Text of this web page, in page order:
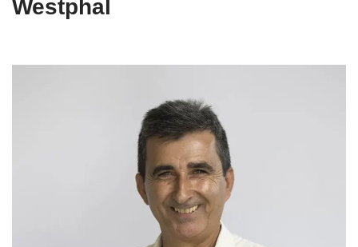
Westphal